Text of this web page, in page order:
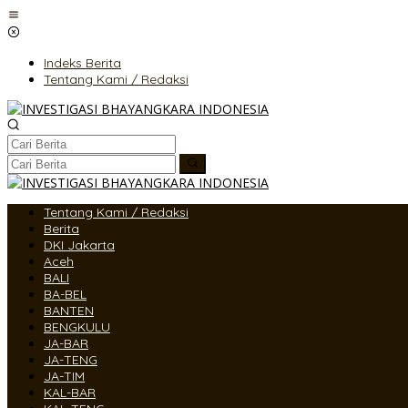
Lewati
ke
Indeks Berita
Tentang Kami / Redaksi
Tentang Kami / Redaksi
Berita
DKI Jakarta
Aceh
BALI
BA-BEL
BANTEN
BENGKULU
JA-BAR
JA-TENG
JA-TIM
KAL-BAR